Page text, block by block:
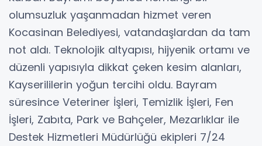
olumsuzluk yaşanmadan hizmet veren
Kocasinan Belediyesi, vatandaşlardan da tam
not aldı. Teknolojik altyapısı, hijyenik ortamı ve
düzenli yapısıyla dikkat çeken kesim alanları,
Kayserililerin yoğun tercihi oldu. Bayram
süresince Veteriner İşleri, Temizlik İşleri, Fen
İşleri, Zabıta, Park ve Bahçeler, Mezarlıklar ile
Destek Hizmetleri Müdürlüğü ekipleri 7/24